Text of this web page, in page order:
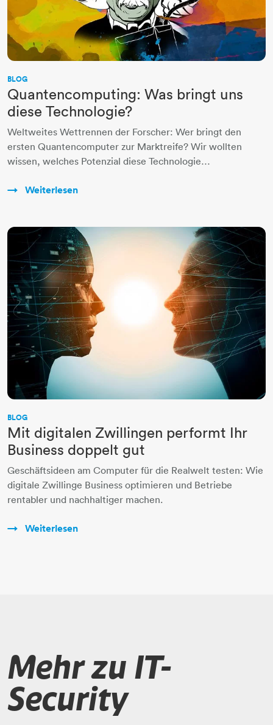
BLOG
Quantencomputing: Was bringt uns
diese Technologie?
Weltweites Wettrennen der Forscher: Wer bringt den
ersten Quantencomputer zur Marktreife? Wir wollten
wissen, welches Potenzial diese Technologie…
Weiterlesen
BLOG
Mit digitalen Zwillingen performt Ihr
Business doppelt gut
Geschäftsideen am Computer für die Realwelt testen: Wie
digitale Zwillinge Business optimieren und Betriebe
rentabler und nachhaltiger machen.
Weiterlesen
Mehr zu IT-
Security